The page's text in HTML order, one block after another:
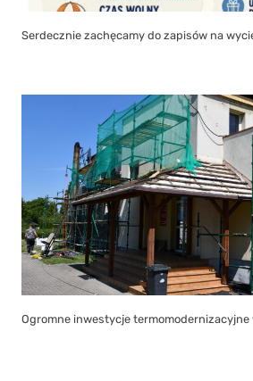
Serdecznie zachęcamy do zapisów na
Ogromne inwestycje termomodernizacyjne